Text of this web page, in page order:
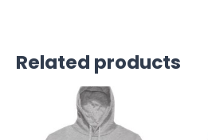
Related products